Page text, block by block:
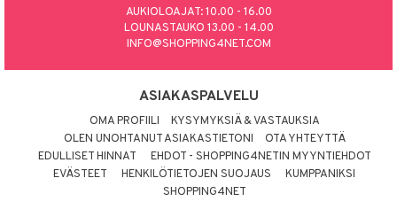
AUKIOLOAJAT: 10.00 - 16.00
LOUNASTAUKO 13.00 - 14.00
INFO@SHOPPING4NET.COM
ASIAKASPALVELU
OMA PROFIILI
KYSYMYKSIÄ & VASTAUKSIA
OLEN UNOHTANUT ASIAKASTIETONI
OTA YHTEYTTÄ
EDULLISET HINNAT
EHDOT - SHOPPING4NETIN MYYNTIEHDOT
EVÄSTEET
HENKILÖTIETOJEN SUOJAUS
KUMPPANIKSI
SHOPPING4NET